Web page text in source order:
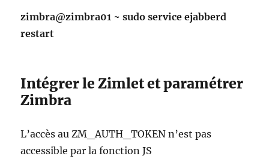
zimbra@zimbra01 ~ sudo service ejabberd
restart
Intégrer le Zimlet et paramétrer
Zimbra
L’accès au ZM_AUTH_TOKEN n’est pas
accessible par la fonction JS